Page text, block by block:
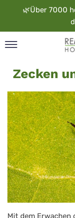
🌿Über 7000
Zecken
Mit dem